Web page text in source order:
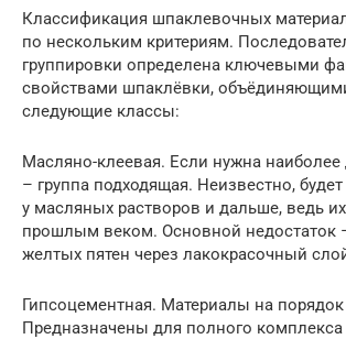
Классификация шпаклевочных
по нескольким критериям.
группировки определена ключевыми
свойствами шпаклёвки,
следующие классы:
Масляно-клеевая. Если нужна
– группа подходящая. Неизвестно,
у масляных растворов и дальше, ведь
прошлым веком. Основной недостаток
желтых пятен через лакокрасочный
Гипсоцементная. Материалы на
Предназначены для полного